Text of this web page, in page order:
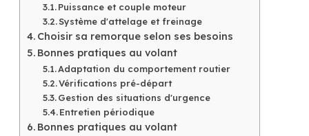
Puissance et couple moteur
Système d'attelage et freinage
Choisir sa remorque selon ses besoins
Bonnes pratiques au volant
Adaptation du comportement routier
Vérifications pré-départ
Gestion des situations d'urgence
Entretien périodique
Bonnes pratiques au volant